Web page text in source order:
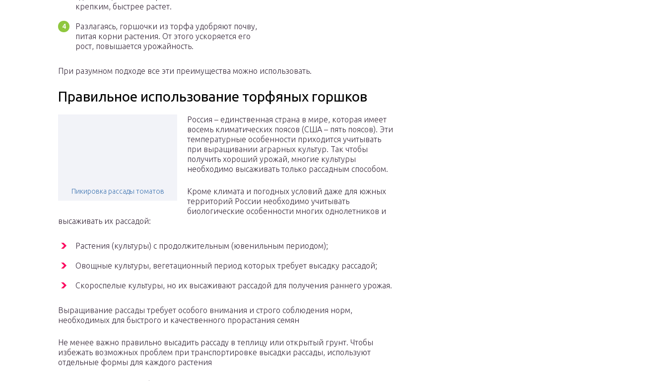
крепким, быстрее растет.
Разлагаясь, горшочки из торфа удобряют почву,
питая корни растения. От этого ускоряется его
рост, повышается урожайность.
При разумном подходе все эти преимущества можно использовать.
Правильное использование торфяных горшков
Пикировка рассады томатов
Россия – единственная страна в мире, которая имеет
восемь климатических поясов (США – пять поясов). Эти
температурные особенности приходится учитывать
при выращивании аграрных культур. Так чтобы
получить хороший урожай, многие культуры
необходимо высаживать только рассадным способом.
Кроме климата и погодных условий даже для южных
территорий России необходимо учитывать
биологические особенности многих однолетников и
высаживать их рассадой:
Растения (культуры) с продолжительным (ювенильным периодом);
Овощные культуры, вегетационный период которых требует высадку рассадой;
Скороспелые культуры, но их высаживают рассадой для получения раннего урожая.
Выращивание рассады требует особого внимания и строго соблюдения норм,
необходимых для быстрого и качественного прорастания семян
Не менее важно правильно высадить рассаду в теплицу или открытый грунт. Чтобы
избежать возможных проблем при транспортировке высадки рассады, используют
отдельные формы для каждого растения